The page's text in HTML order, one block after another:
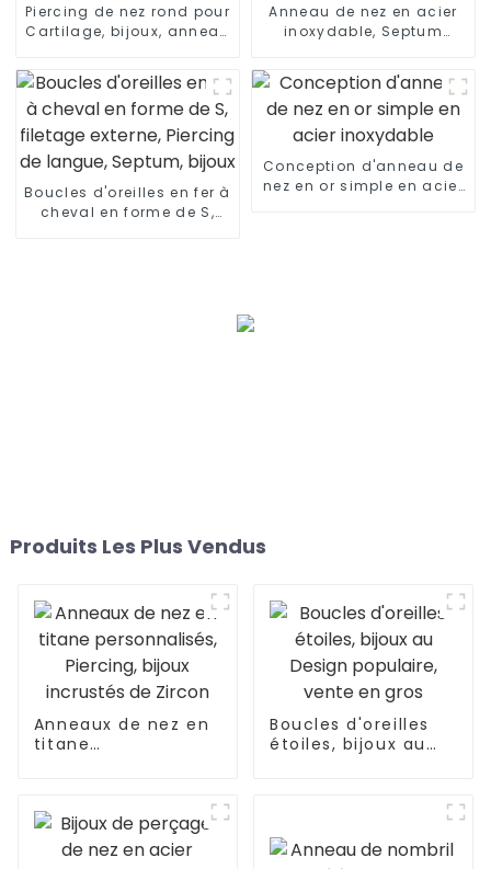
Piercing de nez rond pour
Cartilage, bijoux, anneau
Anneau de nez en acier
inoxydable, Septum
Boucles d'oreilles en fer à
cheval en forme de S,
Conception d'anneau de
nez en or simple en acier
Produits Les Plus Vendus
Anneaux de nez en
titane
incrustés de Zircon
Boucles d'oreilles
étoiles, bijoux au